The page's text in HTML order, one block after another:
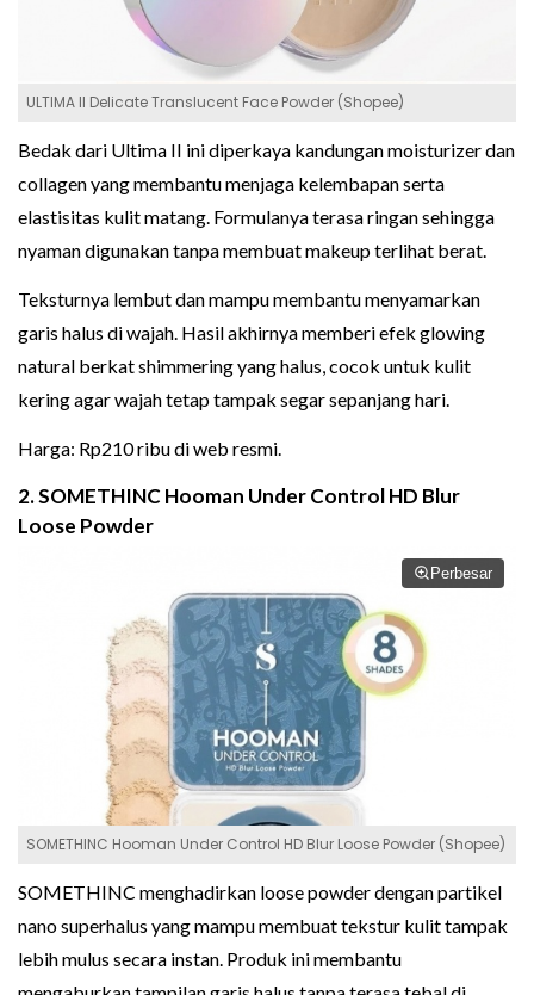
ULTIMA II Delicate Translucent Face Powder (Shopee)
Bedak dari Ultima II ini diperkaya kandungan moisturizer dan
collagen yang membantu menjaga kelembapan serta
elastisitas kulit matang. Formulanya terasa ringan sehingga
nyaman digunakan tanpa membuat makeup terlihat berat.
Teksturnya lembut dan mampu membantu menyamarkan
garis halus di wajah. Hasil akhirnya memberi efek glowing
natural berkat shimmering yang halus, cocok untuk kulit
kering agar wajah tetap tampak segar sepanjang hari.
Harga: Rp210 ribu di web resmi.
2. SOMETHINC Hooman Under Control HD Blur
Loose Powder
Perbesar
SOMETHINC Hooman Under Control HD Blur Loose Powder (Shopee)
SOMETHINC menghadirkan loose powder dengan partikel
nano superhalus yang mampu membuat tekstur kulit tampak
lebih mulus secara instan. Produk ini membantu